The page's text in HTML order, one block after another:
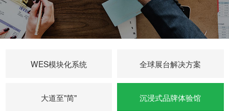
WES模块化系统 全球展台解决方案
大道至"简" 沉浸式品牌体验馆